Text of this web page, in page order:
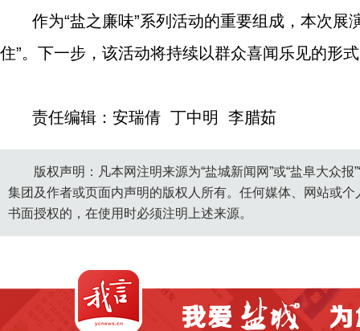
作为“盐之廉味”系列活动的重要组成，本次展
住”。下一步，该活动将持续以群众喜闻乐见的形
责任编辑：安瑞倩 丁中明 李腊茹
版权声明：凡本网注明来源为“盐城新闻网”或“盐阜大众
集团及作者或页面内声明的版权人所有。任何媒体、网站或
书面授权的，在使用时必须注明上述来源。